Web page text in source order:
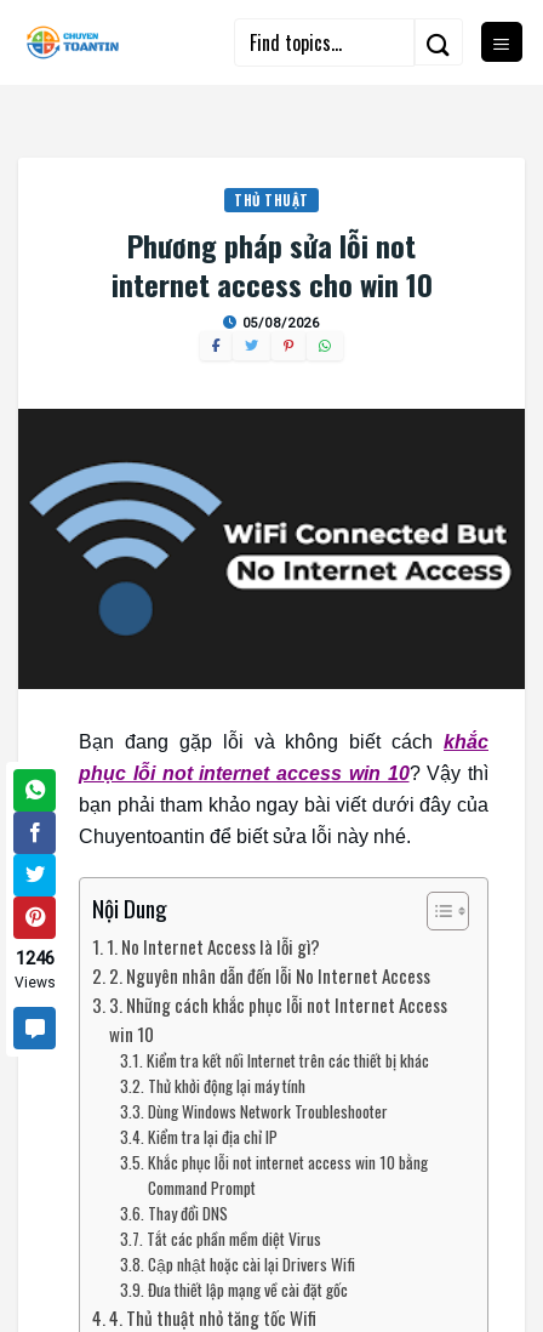
THỦ THUẬT
Phương pháp sửa lỗi not
internet access cho win 10
05/08/2026
1246
Views
Bạn đang gặp lỗi và không biết cách khắc
phục lỗi not internet access win 10? Vậy thì
bạn phải tham khảo ngay bài viết dưới đây của
Chuyentoantin để biết sửa lỗi này nhé.
Nội Dung
1. No Internet Access là lỗi gì?
2. Nguyên nhân dẫn đến lỗi No Internet Access
3. Những cách khắc phục lỗi not Internet Access
win 10
Kiểm tra kết nối Internet trên các thiết bị khác
Thử khởi động lại máy tính
Dùng Windows Network Troubleshooter
Kiểm tra lại địa chỉ IP
Khắc phục lỗi not internet access win 10 bằng
Command Prompt
Thay đổi DNS
Tắt các phần mềm diệt Virus
Cập nhật hoặc cài lại Drivers Wifi
Đưa thiết lập mạng về cài đặt gốc
4. Thủ thuật nhỏ tăng tốc Wifi